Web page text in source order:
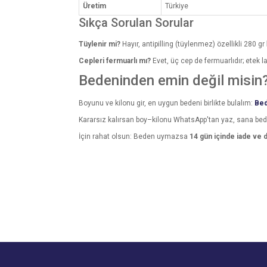
Üretim Türkiye
Sıkça Sorulan Sorular
Tüylenir mi? Hayır, antipilling (tüylenmez) özellikli 280 gr
Cepleri fermuarlı mı? Evet, üç cep de fermuarlıdır; etek
Bedeninden emin değil
Boyunu ve kilonu gir, en uygun bedeni birlikte bulalım:
Kararsız kalırsan boy–kilonu WhatsApp'tan yaz, sana
İçin rahat olsun: Beden uymazsa 14 gün içinde iade ve